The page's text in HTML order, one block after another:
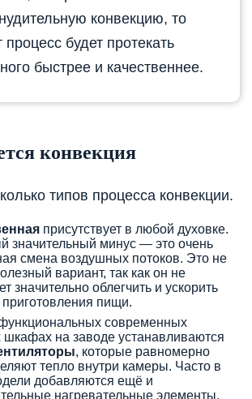
конвекцию, то
процесс будет протекать
быстрее и качественнее.
конвекция
типов процесса конвекции.
присутствует в любой духовке.
значительный минус — это очень
смена воздушных потоков. Это не
вариант, так как он не
значительно облегчить и ускорить
приготовления пищи.
современных
шкафах на заводе устанавливаются
, которые равномерно
тепло внутри камеры. Часто в
добавляются ещё и
нагревательные элементы,